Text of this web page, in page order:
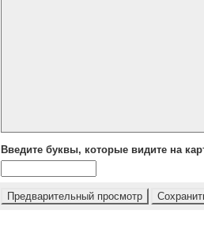
Введите буквы, которые видите на